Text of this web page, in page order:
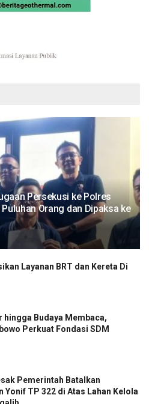
Persekusi ke Polres
Orang dan Dipaksa ke
Layanan BRT dan Kereta Di
hingga Budaya Membaca,
Perkuat Fondasi SDM
Pemerintah Batalkan
Yonif TP 322 di Atas Lahan Kelola